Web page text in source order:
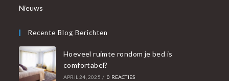
Nieuws
Recente Blog Berichten
Hoeveel ruimte rondom je bed is
comfortabel?
APRIL 24, 2025 / 0 REACTIES